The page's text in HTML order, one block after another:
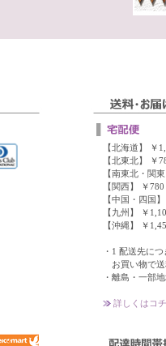
【北海道】 ￥
【北東北】 ￥
【南東北・関東
【関西】 ￥780
【中国・四国】
【九州】 ￥
【沖縄】 ￥
・1 配送先につ
お買い物で送
・離島・一部地
詳しくはコ